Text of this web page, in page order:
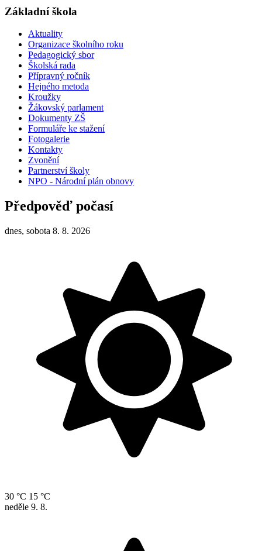
Základní škola
Aktuality
Organizace školního roku
Pedagogický sbor
Školská rada
Přípravný ročník
Hejného metoda
Kroužky
Žákovský parlament
Dokumenty ZŠ
Formuláře ke stažení
Fotogalerie
Kontakty
Zvonění
Partnerství školy
NPO - Národní plán obnovy
Předpověď počasí
dnes, sobota 8. 8. 2026
30 °C 15 °C
neděle 9. 8.